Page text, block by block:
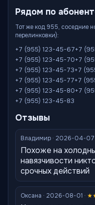
Рядом по
Тот же код 955, соседние
перелинковки):
+7 (955) 123-45-67+7
+7 (955) 123-45-70+7
+7 (955) 123-45-73+7
+7 (955) 123-45-77+7
+7 (955) 123-45-80+7
+7 (955) 123-45-83
Отзывы
Владимир · 2026-04-07
Похоже на
навязчивости
срочных действий
Оксана · 2026-08-01 ·